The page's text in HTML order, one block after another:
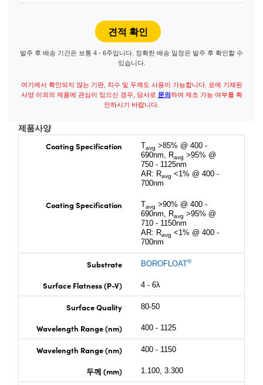
발주 후 배송 기간은 보통 4 - 6주입니다. 정확한 배송 일정은 발주 후 확인할 수
있습니다.
여기에서 확인되지 않는 기판, 치수 및 두께도 사용이 가능합니다. 표에 기재된
사양 이외의 제품에 관심이 있으신 경우, 당사로 문의하여 제조 가능 여부를 확
인하시기 바랍니다.
제품사양
Coating Specification Tavg >85% @ 400 -
690nm, Ravg >95% @
750 - 1125nm
AR: Ravg <1% @ 400 -
700nm
Coating Specification Tavg >90% @ 400 -
690nm, Ravg >95% @
710 - 1150nm
AR: Ravg <1% @ 400 -
700nm
Substrate BOROFLOAT®
Surface Flatness (P-V) 4 - 6λ
Surface Quality 80-50
Wavelength Range (nm) 400 - 1125
Wavelength Range (nm) 400 - 1150
두께 (mm) 1.100, 3.300